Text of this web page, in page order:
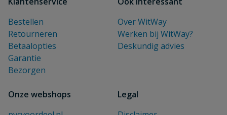
Bestellen
Retourneren
Betaalopties
Garantie
Bezorgen
Over WitWay
Werken bij WitWay?
Deskundig advies
Onze webshops
Legal